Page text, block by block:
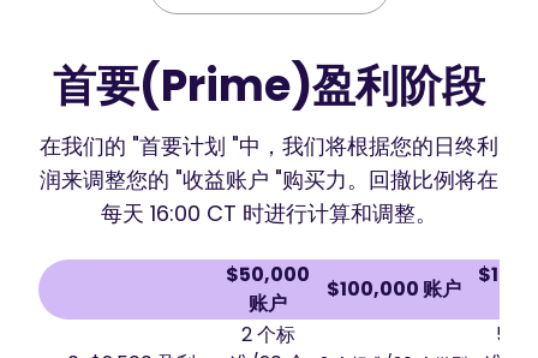
首要(Prime)盈利阶段
在我们的 "首要计划 "中，我们将根据您的日终利
润来调整您的 "收益账户 "购买力。回撤比例将在
每天 16:00 CT 时进行计算和调整。
$50,000
账户
$100,000 账户
2 个标
5 个